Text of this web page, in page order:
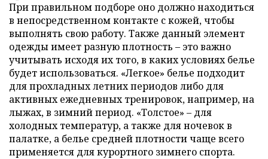
При правильном подборе оно должно находиться
в непосредственном контакте с кожей, чтобы
выполнять свою работу. Также данный элемент
одежды имеет разную плотность – это важно
учитывать исходя их того, в каких условиях белье
будет использоваться. «Легкое» белье подходит
для прохладных летних периодов либо для
активных ежедневных тренировок, например, на
лыжах, в зимний период. «Толстое» – для
холодных температур, а также для ночевок в
палатке, а белье средней плотности чаще всего
применяется для курортного зимнего спорта.